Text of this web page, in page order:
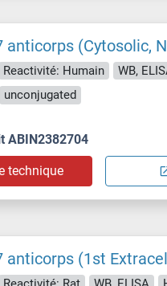
anticorps (Cytosolic,
Reactivité: Humain WB,
unconjugated
ABIN2382704
technique
anticorps (1st